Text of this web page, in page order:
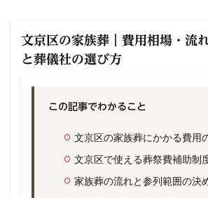
文京区の家族葬｜費用相場・流
と葬儀社の選び方
この記事でわかること
文京区の家族葬にかかる費用
文京区で使える葬祭費補助制
家族葬の流れと参列範囲の決